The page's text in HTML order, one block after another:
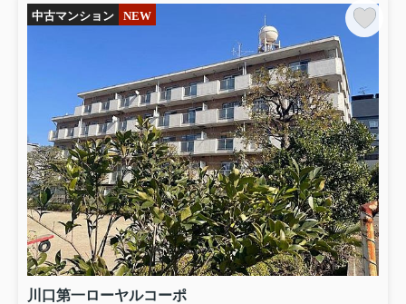
西川口 並木１丁目一戸建
富士河口湖町一戸建
390万円
2026.08.08
秀和六本木レジデンス106ー１F
33万円
物件詳細へ
中古マンション NEW
川口第一ローヤルコーポ